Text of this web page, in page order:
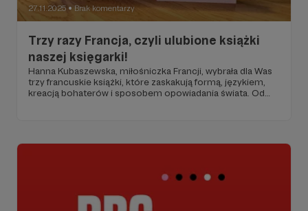
27.11.2025 ● Brak komentarzy
Trzy razy Francja, czyli ulubione książki
naszej księgarki!
Hanna Kubaszewska, miłośniczka Francji, wybrała dla Was
trzy francuskie książki, które zaskakują formą, językiem,
kreacją bohaterów i sposobem opowiadania świata. Od